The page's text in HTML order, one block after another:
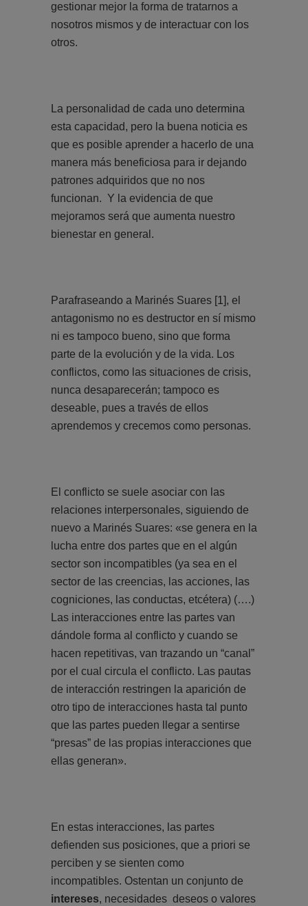
gestionar mejor la forma de tratarnos a
nosotros mismos y de interactuar con los
otros.
La personalidad de cada uno determina
esta capacidad, pero la buena noticia es
que es posible aprender a hacerlo de una
manera más beneficiosa para ir dejando
patrones adquiridos que no nos
funcionan. Y la evidencia de que
mejoramos será que aumenta nuestro
bienestar en general.
Parafraseando a Marinés Suares [1], el
antagonismo no es destructor en sí mismo
ni es tampoco bueno, sino que forma
parte de la evolución y de la vida. Los
conflictos, como las situaciones de crisis,
nunca desaparecerán; tampoco es
deseable, pues a través de ellos
aprendemos y crecemos como personas.
El conflicto se suele asociar con las
relaciones interpersonales, siguiendo de
nuevo a Marinés Suares: «se genera en la
lucha entre dos partes que en el algún
sector son incompatibles (ya sea en el
sector de las creencias, las acciones, las
cogniciones, las conductas, etcétera) (….)
Las interacciones entre las partes van
dándole forma al conflicto y cuando se
hacen repetitivas, van trazando un “canal”
por el cual circula el conflicto. Las pautas
de interacción restringen la aparición de
otro tipo de interacciones hasta tal punto
que las partes pueden llegar a sentirse
“presas” de las propias interacciones que
ellas generan».
En estas interacciones, las partes
defienden sus posiciones, que a priori se
perciben y se sienten como
incompatibles. Ostentan un conjunto de
intereses, necesidades deseos o valores